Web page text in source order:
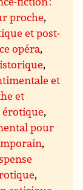
proche,
et post-
opéra,
,
et
et
,
pour
,
,